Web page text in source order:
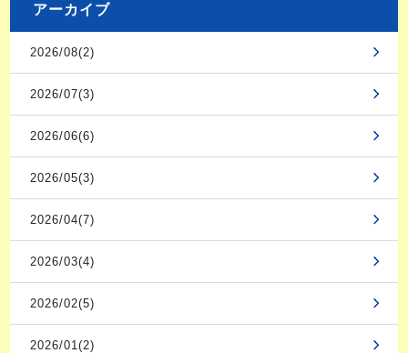
アーカイブ
2026/08(2)
2026/07(3)
2026/06(6)
2026/05(3)
2026/04(7)
2026/03(4)
2026/02(5)
2026/01(2)